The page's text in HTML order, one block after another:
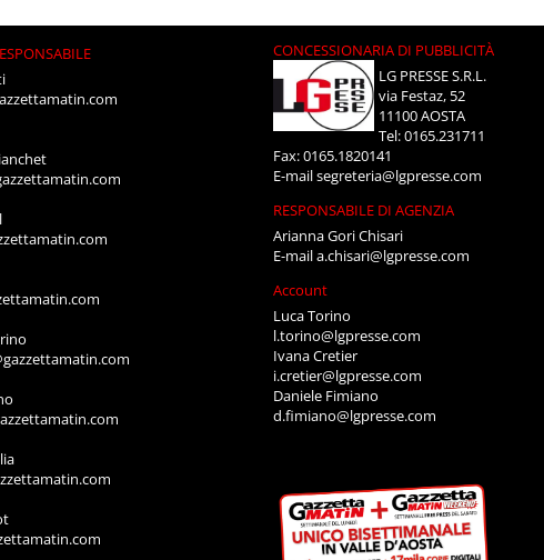
CONCESSIONARIA DI PUBBLICITÀ
LG PRESSE S.R.L.
via Festaz, 52
11100 AOSTA
Tel: 0165.231711
Fax: 0165.1820141
E-mailsegreteria@lgpresse.com
RESPONSABILE DI AGENZIA
Arianna Gori Chisari
E-maila.chisari@lgpresse.com
Account
Luca Torino
l.torino@lgpresse.com
Ivana Cretier
i.cretier@lgpresse.com
Daniele Fimiano
d.fimiano@lgpresse.com